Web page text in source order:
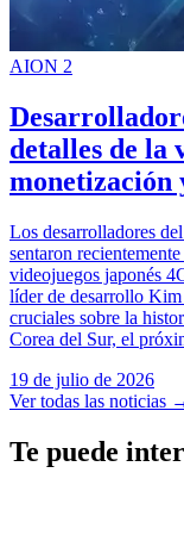
AION 2
detalles de la
monetización
Los desarrolladores
sentaron
videojuegos japonés
líder de desarrollo
cruciales sobre la
Corea del Sur, el
19 de julio de 2026
Ver todas las noticias
Te puede